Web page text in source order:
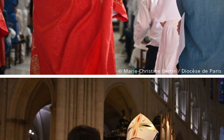
© Marie-Christine Bertin / Diocèse de Paris